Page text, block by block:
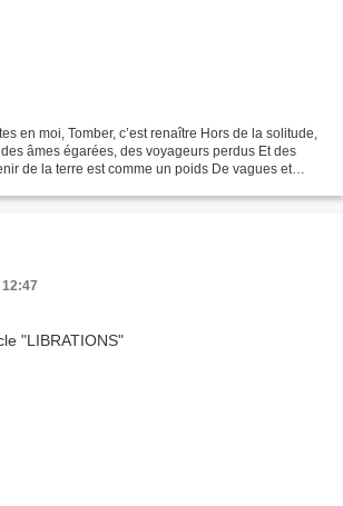
en moi, Tomber, c’est renaître Hors de la solitude,
âmes égarées, des voyageurs perdus Et des
de la terre est comme un poids De vagues et